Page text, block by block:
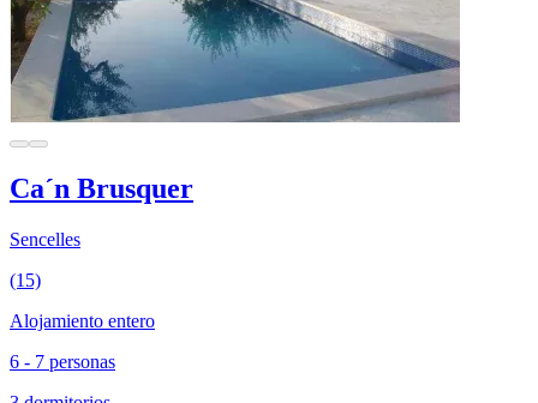
Ca´n Brusquer
Sencelles
(15)
Alojamiento entero
6 - 7 personas